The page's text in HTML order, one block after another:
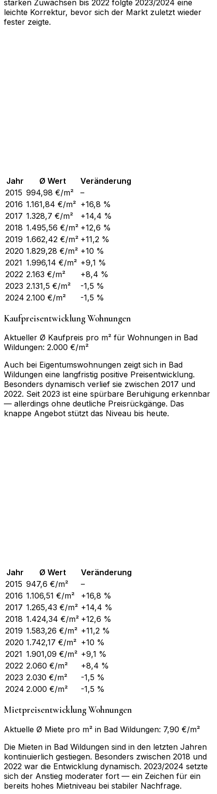
starken Zuwächsen bis 2022 folgte 2023/2024 eine
leichte Korrektur, bevor sich der Markt zuletzt wieder
fester zeigte.
Jahr Ø Wert
Veränderung
2015 994,98 €/m²
–
2016 1.161,84 €/m² +16,8 %
2017 1.328,7 €/m²
+14,4 %
2018 1.495,56 €/m² +12,6 %
2019 1.662,42 €/m² +11,2 %
2020 1.829,28 €/m² +10 %
2021 1.996,14 €/m² +9,1 %
2022 2.163 €/m²
+8,4 %
2023 2.131,5 €/m²
-1,5 %
2024 2.100 €/m² -1,5 %
Kaufpreisentwicklung Wohnungen
Aktueller Ø Kaufpreis pro m² für Wohnungen in Bad
Wildungen: 2.000 €/m²
Auch bei Eigentumswohnungen zeigt sich in Bad
Wildungen eine langfristig positive Preisentwicklung.
Besonders dynamisch verlief sie zwischen 2017 und
2022. Seit 2023 ist eine spürbare Beruhigung erkennbar
— allerdings ohne deutliche Preisrückgänge. Das
knappe Angebot stützt das Niveau bis heute.
Jahr Ø Wert
Veränderung
2015 947,6 €/m²
–
2016 1.106,51 €/m²
+16,8 %
2017 1.265,43 €/m² +14,4 %
2018 1.424,34 €/m² +12,6 %
2019 1.583,26 €/m² +11,2 %
2020 1.742,17 €/m² +10 %
2021 1.901,09 €/m² +9,1 %
2022 2.060 €/m²
+8,4 %
2023 2.030 €/m²
-1,5 %
2024 2.000 €/m² -1,5 %
Mietpreisentwicklung Wohnungen
Aktuelle Ø Miete pro m² in Bad Wildungen: 7,90 €/m²
Die Mieten in Bad Wildungen sind in den letzten Jahren
kontinuierlich gestiegen. Besonders zwischen 2018 und
2022 war die Entwicklung dynamisch. 2023/2024 setzte
sich der Anstieg moderater fort — ein Zeichen für ein
bereits hohes Mietniveau bei stabiler Nachfrage.